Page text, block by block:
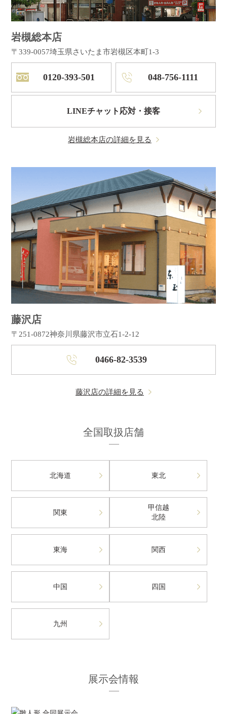
岩槻総本店
〒339-0057埼玉県さいたま市岩槻区本町1-3
0120-393-501 048-756-1111
LINEチャット応対・接客
岩槻総本店の詳細を見る
藤沢店
〒251-0872神奈川県藤沢市立石1-2-12
0466-82-3539
藤沢店の詳細を見る
全国取扱店舗
北海道 東北
関東
甲信越
北陸
東海 関西
中国 四国
九州
展示会情報